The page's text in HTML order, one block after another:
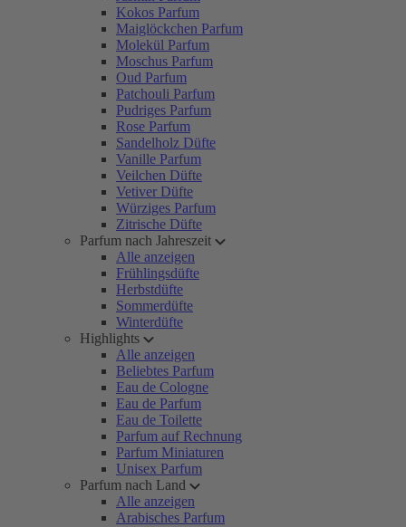
Kokos Parfum
Maiglöckchen Parfum
Molekül Parfum
Moschus Parfum
Oud Parfum
Patchouli Parfum
Pudriges Parfum
Rose Parfum
Sandelholz Düfte
Vanille Parfum
Veilchen Düfte
Vetiver Düfte
Würziges Parfum
Zitrische Düfte
Parfum nach Jahreszeit
Alle anzeigen
Frühlingsdüfte
Herbstdüfte
Sommerdüfte
Winterdüfte
Highlights
Alle anzeigen
Beliebtes Parfum
Eau de Cologne
Eau de Parfum
Eau de Toilette
Parfum auf Rechnung
Parfum Miniaturen
Unisex Parfum
Parfum nach Land
Alle anzeigen
Arabisches Parfum